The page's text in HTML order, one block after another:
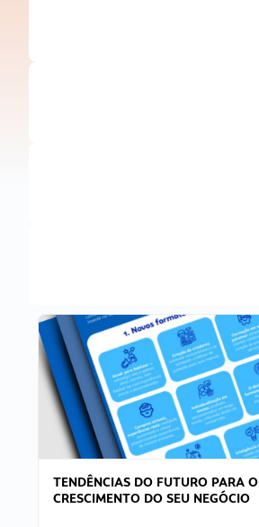
TENDÊNCIAS DO FUTURO PARA O
CRESCIMENTO DO SEU NEGÓCIO